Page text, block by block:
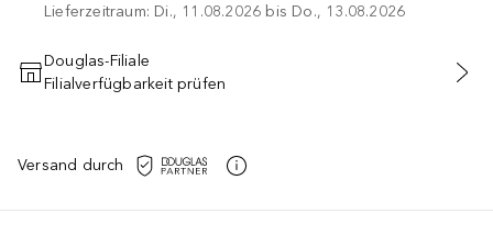
Lieferzeitraum: Di., 11.08.2026 bis Do., 13.08.2026
IN DEN WARENKORB
Douglas-Filiale
Filialverfügbarkeit prüfen
Versand durch